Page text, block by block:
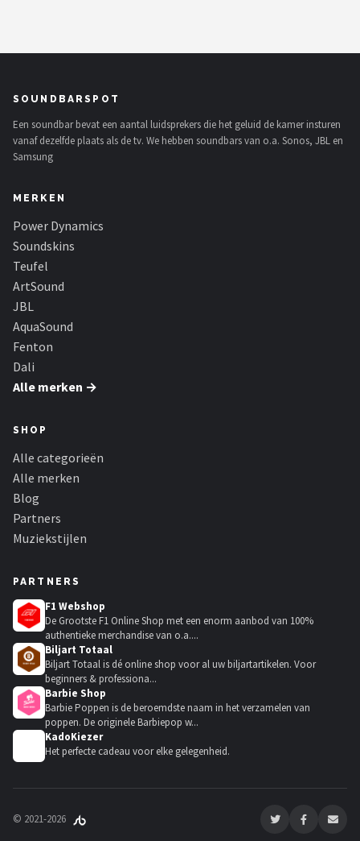
SOUNDBARSPOT
Een soundbar bevat een aantal luidsprekers die het geluid de kamer insturen
vanaf dezelfde plaats als de tv. We hebben soundbars van o.a. Sonos, JBL en
Samsung
MERKEN
Power Dynamics
Soundskins
Teufel
ArtSound
JBL
AquaSound
Fenton
Dali
Alle merken →
SHOP
Alle categorieën
Alle merken
Blog
Partners
Muziekstijlen
PARTNERS
F1 Webshop
De Grootste F1 Online Shop met een enorm aanbod van 100%
authentieke merchandise van o.a....
Biljart Totaal
Biljart Totaal is dé online shop voor al uw biljartartikelen. Voor
beginners & professiona...
Barbie Shop
Barbie Poppen is de beroemdste naam in het verzamelen van
poppen. De originele Barbiepop w...
KadoKiezer
Het perfecte cadeau voor elke gelegenheid.
© 2021-2026